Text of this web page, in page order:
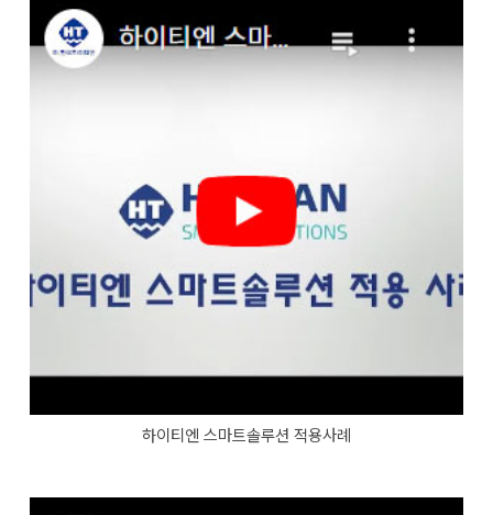
하이티엔 스마트솔루션 적용사례